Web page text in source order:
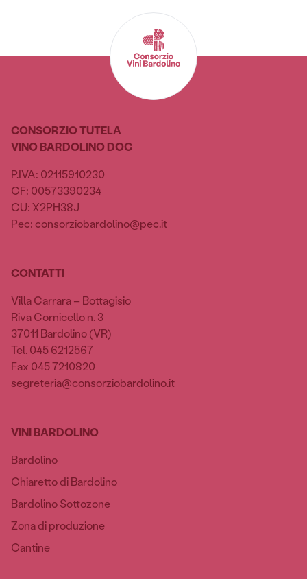
CONSORZIO TUTELA
VINO BARDOLINO DOC
P.IVA: 02115910230
CF: 00573390234
CU: X2PH38J
Pec: consorziobardolino@pec.it
CONTATTI
Villa Carrara – Bottagisio
Riva Cornicello n. 3
37011 Bardolino (VR)
Tel. 045 6212567
Fax 045 7210820
segreteria@consorziobardolino.it
VINI BARDOLINO
Bardolino
Chiaretto di Bardolino
Bardolino Sottozone
Zona di produzione
Cantine